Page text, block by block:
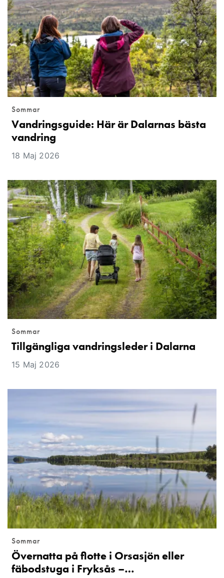
Sommar
Vandringsguide: Här är Dalarnas bästa
vandring
18 Maj 2026
Sommar
Tillgängliga vandringsleder i Dalarna
15 Maj 2026
Sommar
Övernatta på flotte i Orsasjön eller
fäbodstuga i Fryksås –…